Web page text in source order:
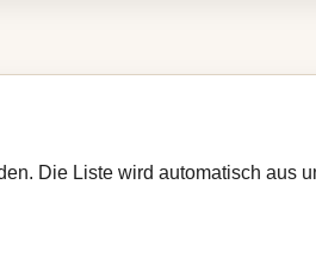
Die Liste wird automatisch aus